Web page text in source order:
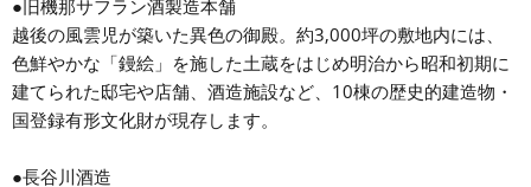
●旧機那サフラン酒製造本舗
越後の風雲児が築いた異色の御殿。約3,000坪の敷地内には、
色鮮やかな「鏝絵」を施した土蔵をはじめ明治から昭和初期に
建てられた邸宅や店舗、酒造施設など、10棟の歴史的建造物・
国登録有形文化財が現存します。
●長谷川酒造